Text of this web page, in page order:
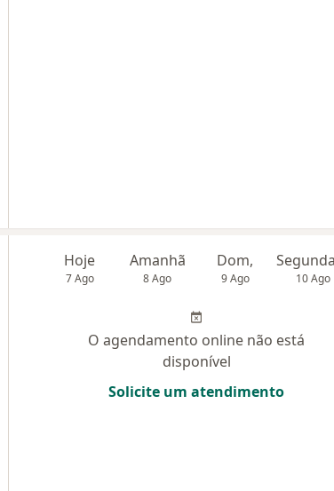
Hoje
7 Ago
Amanhã
8 Ago
Dom,
9 Ago 10 Ago
O agendamento online não está
disponível
Solicite um atendimento